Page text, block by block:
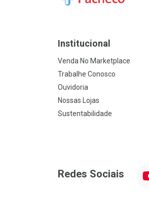
Institucional
Venda No Marketplace
Trabalhe Conosco
Ouvidoria
Nossas Lojas
Sustentabilidade
Redes Sociais